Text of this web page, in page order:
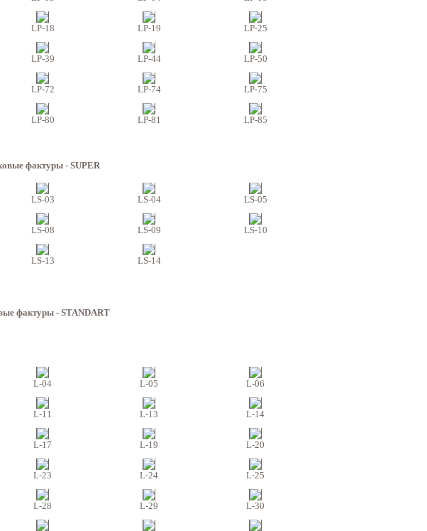
LP-18 LP-19 LP-25
LP-39 LP-44 LP-50
LP-72 LP-74 LP-75
LP-80 LP-81 LP-85
фактуры - SUPER
LS-03 LS-04 LS-05
LS-08 LS-09 LS-10
LS-13 LS-14
фактуры - STANDART
L-04 L-05 L-06
L-11 L-13 L-14
L-17 L-19 L-20
L-23 L-24 L-25
L-28 L-29 L-30